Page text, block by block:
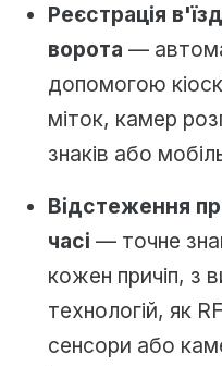
Реєстрація
ворота —
допомогою
міток, камер
знаків або
Відстеження
часі — точне
кожен причіп, з
технологій, як
сенсори або